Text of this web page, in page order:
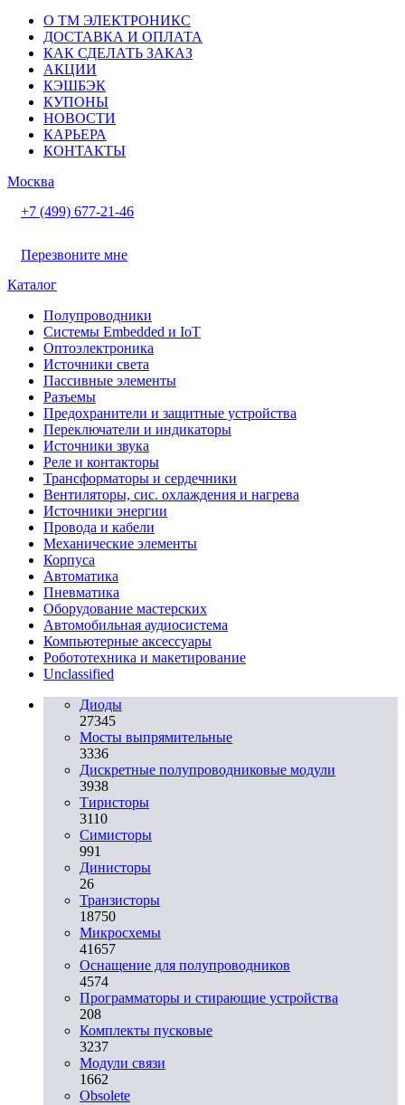
О ТМ ЭЛЕКТРОНИКС
ДОСТАВКА И ОПЛАТА
КАК СДЕЛАТЬ ЗАКАЗ
АКЦИИ
КЭШБЭК
КУПОНЫ
НОВОСТИ
КАРЬЕРА
КОНТАКТЫ
Москва
+7 (499) 677-21-46
Перезвоните мне
Каталог
Полупроводники
Системы Embedded и IoT
Oптоэлектроника
Источники света
Пассивные элементы
Разъeмы
Предохранители и защитные устройства
Переключатели и индикаторы
Источники звука
Реле и контакторы
Трансформаторы и сердечники
Вентиляторы, сис. охлаждения и нагрева
Источники энергии
Провода и кабели
Механические элементы
Корпуса
Автоматика
Пневматика
Оборудование мастерских
Автомобильная аудиосистема
Компьютерные аксессуары
Робототехника и макетирование
Unclassified
Диоды
27345
Мосты выпрямительные
3336
Дискретные полупроводниковые модули
3938
Тиристоры
3110
Симисторы
991
Динисторы
26
Транзисторы
18750
Микросхемы
41657
Оснащение для полупроводников
4574
Программаторы и стирающие устройства
208
Комплекты пусковые
3237
Модули связи
1662
Obsolete